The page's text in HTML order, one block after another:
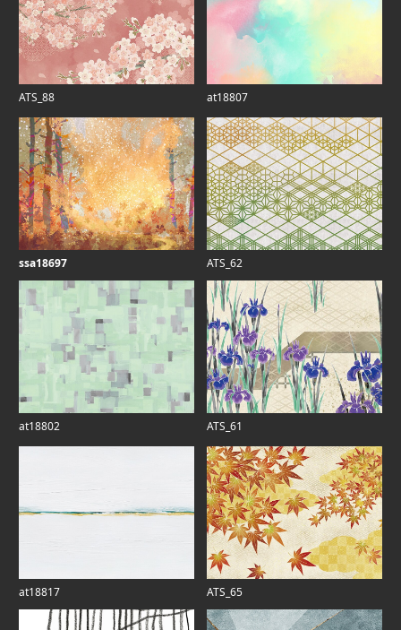
ATS_88 at18807
ssa18697 ATS_62
at18802 ATS_61
at18817 ATS_65